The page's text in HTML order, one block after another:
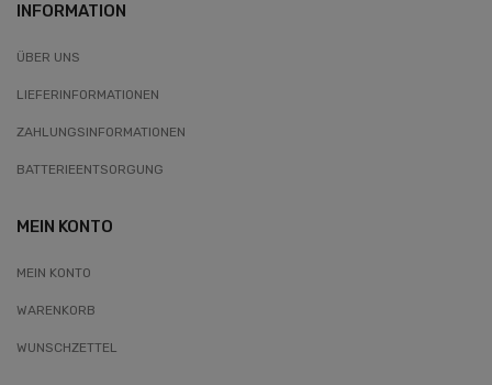
INFORMATION
ÜBER UNS
LIEFERINFORMATIONEN
ZAHLUNGSINFORMATIONEN
BATTERIEENTSORGUNG
MEIN KONTO
MEIN KONTO
WARENKORB
WUNSCHZETTEL